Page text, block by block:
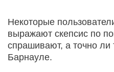
Некоторые
выражают скепсис по
спрашивают, а точно ли
Барнауле.